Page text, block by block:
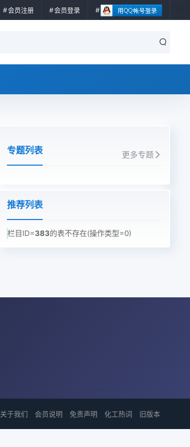
会员注册 会员登录
专题列表 更多专题
推荐列表
栏目ID=383的表不存在(操作类型=0)
关于我们 会员说明 免责声明 化工热词 旧版本